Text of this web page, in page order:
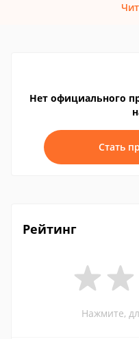
Нет официального
Стать
Рейтинг
Нажмите,